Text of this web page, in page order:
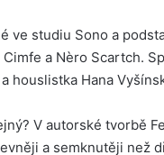
ve studiu Sono a
a Nèro Scartch.
houslistka Hana
V autorské tvorbě
a semknutěji než